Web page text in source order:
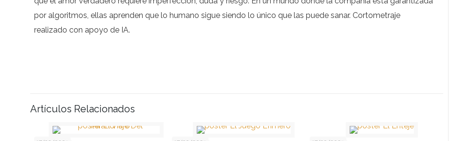
por algoritmos, ellas aprenden que lo humano sigue siendo lo único que las puede sanar. Cortometraje
realizado con apoyo de IA.
Artículos Relacionados